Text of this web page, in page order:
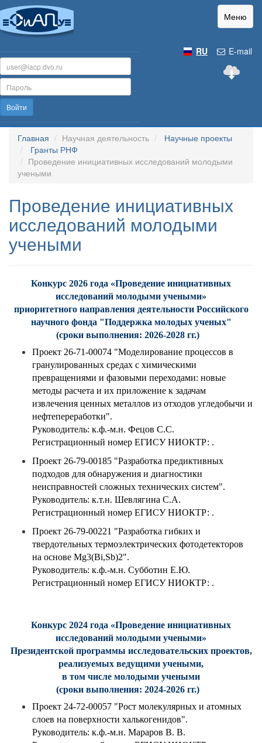
Меню
E-mail
RU
Войти
Главная Научная деятельность
Научные проекты
Гранты РНФ
Проведение инициативных исследований молодыми
учеными
Проведение инициативных
исследований молодыми
учеными
Конкурс 2026 года «Проведение инициативных
исследований молодыми учеными»
приоритетного направления деятельности Российского
научного фонда "Поддержка молодых ученых"
(сроки выполнения: 2026-2028 гг.)
Проект 26-71-00074 "Моделирование процессов в
гранулированных средах с химическими
превращениями и фазовыми переходами: новые
методы расчета и их приложение к задачам
извлечения ценных металлов из отходов угледобычи и
нефтепереработки".
Руководитель: к.ф.-м.н. Фецов С.С.
Регистрационный номер ЕГИСУ НИОКТР: .
Проект 26-79-00185 "Разработка предиктивных
подходов для обнаружения и диагностики
неисправностей сложных технических систем".
Руководитель: к.т.н. Шевлягина С.А.
Регистрационный номер ЕГИСУ НИОКТР: .
Проект 26-79-00221 "Разработка гибких и
твердотельных термоэлектрических фотодетекторов
на основе Mg3(Bi,Sb)2".
Руководитель: к.ф.-м.н. Субботин Е.Ю.
Регистрационный номер ЕГИСУ НИОКТР: .
Конкурс 2024 года «Проведение инициативных
исследований молодыми учеными»
Президентской программы исследовательских проектов,
реализуемых ведущими учеными,
в том числе молодыми учеными
(сроки выполнения: 2024-2026 гг.)
Проект 24-72-00057 "Рост молекулярных и атомных
слоев на поверхности халькогенидов".
Руководитель: к.ф.-м.н. Мараров В. В.